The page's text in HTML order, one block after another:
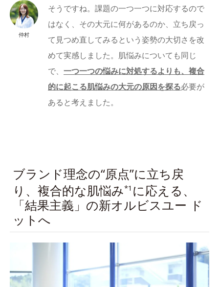
仲村
そうですね。課題の一つ一つに対応するので
はなく、その大元に何があるのか、立ち戻っ
て見つめ直してみるという姿勢の大切さを改
めて実感しました。肌悩みについても同じ
で、一つ一つの悩みに対処するよりも、複合
的に起こる肌悩みの大元の原因を探る必要が
あると考えました。
ブランド理念の“原点”に立ち戻
り、複合的な肌悩み*1 に応える、
「結果主義」の新オルビスユー ド
ットへ